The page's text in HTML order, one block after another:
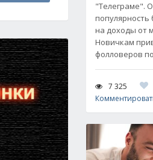
"Телеграме".
популярность
на доходы от
Новичкам
фолловеров
7 325